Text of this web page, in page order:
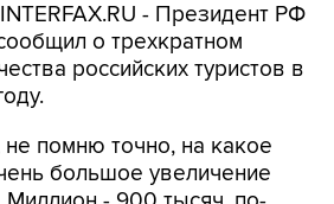
- Президент РФ
о трехкратном
российских туристов в
помню точно, на какое
большое увеличение